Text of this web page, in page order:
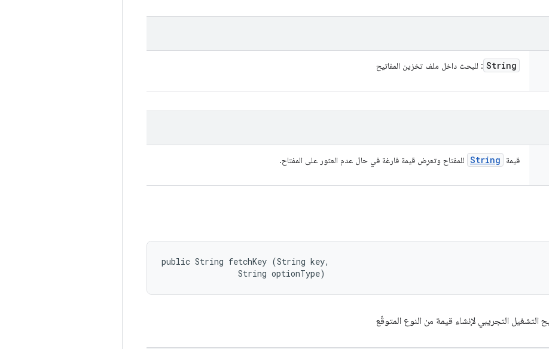
String : للبحث داخل ملف تخزين المفاتيح
قيمة String للمفتاح وتعرِض قيمة فارغة في حال عدم العثور على المفتاح.
public String fetchKey (String key,
                String optionType)
التشغيل التجريبي لإنشاء قيمة من النوع المتوقّع